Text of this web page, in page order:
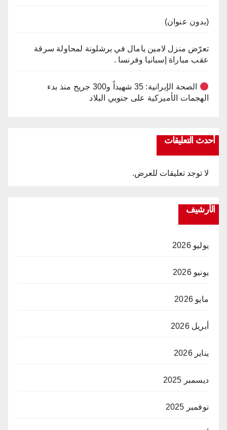
(بدون عنوان)
تعرّض منزل لامين يامال في برشلونة لمحاولة سرقة
عقب مباراة إسبانيا وفرنسا .
الصحة الإيرانية: 35 شهيداً و300 جريح منذ بدء
الهجمات الأميركية على جنوبي البلاد
أحدث التعليقات
لا توجد تعليقات للعرض.
الأرشيف
يوليو 2026
يونيو 2026
مايو 2026
أبريل 2026
يناير 2026
ديسمبر 2025
نوفمبر 2025